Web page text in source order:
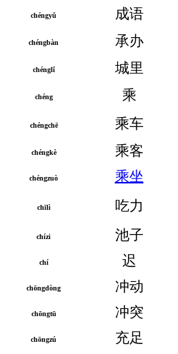
chéngyǔ 成语
chéngbàn 承办
chénglǐ 城里
chéng 乘
chéngchē 乘车
chéngkè 乘客
chéngzuò 乘坐
chīlì 吃力
chízi 池子
chí 迟
chōngdòng 冲动
chōngtū 冲突
chōngzú 充足